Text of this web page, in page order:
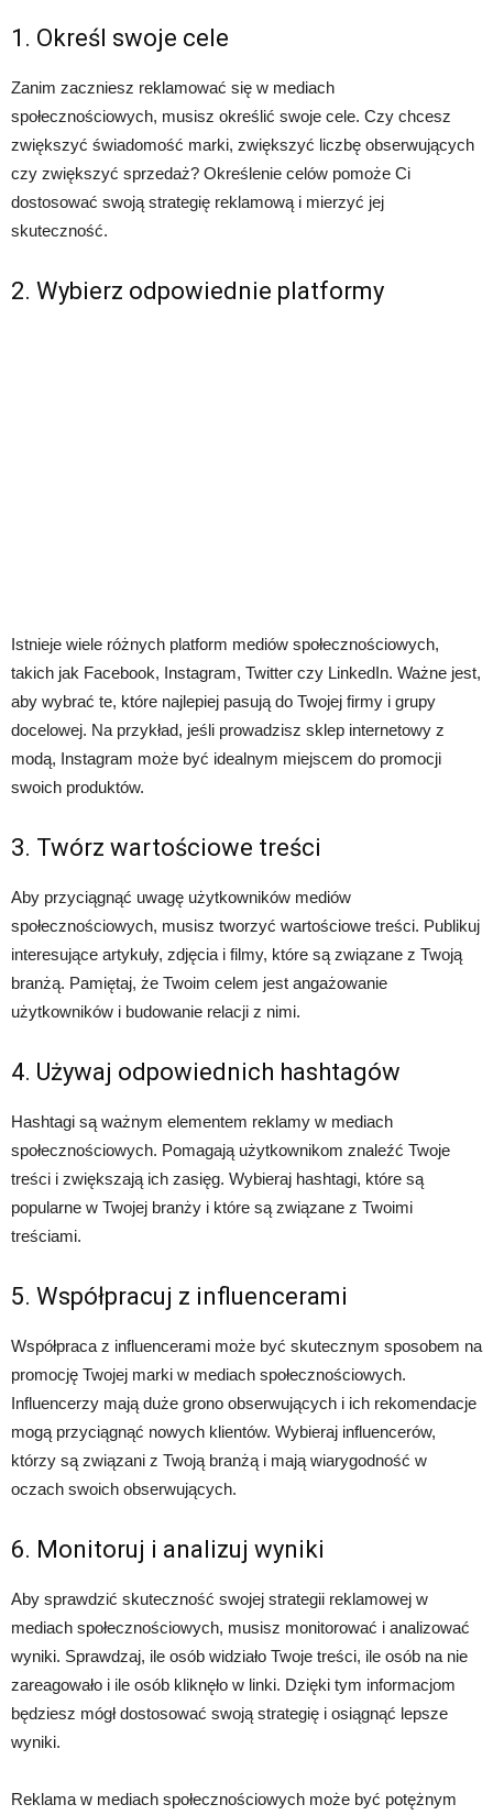
1. Określ swoje cele
Zanim zaczniesz reklamować się w mediach
społecznościowych, musisz określić swoje cele. Czy chcesz
zwiększyć świadomość marki, zwiększyć liczbę obserwujących
czy zwiększyć sprzedaż? Określenie celów pomoże Ci
dostosować swoją strategię reklamową i mierzyć jej
skuteczność.
2. Wybierz odpowiednie platformy
Istnieje wiele różnych platform mediów społecznościowych,
takich jak Facebook, Instagram, Twitter czy LinkedIn. Ważne jest,
aby wybrać te, które najlepiej pasują do Twojej firmy i grupy
docelowej. Na przykład, jeśli prowadzisz sklep internetowy z
modą, Instagram może być idealnym miejscem do promocji
swoich produktów.
3. Twórz wartościowe treści
Aby przyciągnąć uwagę użytkowników mediów
społecznościowych, musisz tworzyć wartościowe treści. Publikuj
interesujące artykuły, zdjęcia i filmy, które są związane z Twoją
branżą. Pamiętaj, że Twoim celem jest angażowanie
użytkowników i budowanie relacji z nimi.
4. Używaj odpowiednich hashtagów
Hashtagi są ważnym elementem reklamy w mediach
społecznościowych. Pomagają użytkownikom znaleźć Twoje
treści i zwiększają ich zasięg. Wybieraj hashtagi, które są
popularne w Twojej branży i które są związane z Twoimi
treściami.
5. Współpracuj z influencerami
Współpraca z influencerami może być skutecznym sposobem na
promocję Twojej marki w mediach społecznościowych.
Influencerzy mają duże grono obserwujących i ich rekomendacje
mogą przyciągnąć nowych klientów. Wybieraj influencerów,
którzy są związani z Twoją branżą i mają wiarygodność w
oczach swoich obserwujących.
6. Monitoruj i analizuj wyniki
Aby sprawdzić skuteczność swojej strategii reklamowej w
mediach społecznościowych, musisz monitorować i analizować
wyniki. Sprawdzaj, ile osób widziało Twoje treści, ile osób na nie
zareagowało i ile osób kliknęło w linki. Dzięki tym informacjom
będziesz mógł dostosować swoją strategię i osiągnąć lepsze
wyniki.
Reklama w mediach społecznościowych może być potężnym